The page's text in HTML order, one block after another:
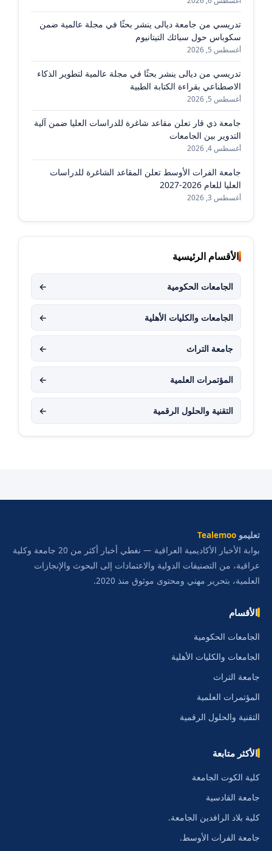
تدريسي من جامعة ديالى ينشر بحثًا في مجلة عالمية ضمن
سكوباس حول سبائك التيتانيوم
أغسطس 5, 2026
تدريسي من ديالى ينشر بحثًا في مجلة عالمية لتطوير الذكاء
الاصطناعي بقراءة الكتابة الطبية
أغسطس 5, 2026
جامعة ذي قار تعلن مقاعد شاغرة للدراسات العليا ضمن آلية
التدوير بين الجامعات
أغسطس 4, 2026
جامعة الفرات الأوسط تعلن المقاعد الشاغرة للدراسات
العليا للعام 2026-2027
أغسطس 3, 2026
الأقسام الرئيسية
الجامعات الحكومية ←
الجامعات والكليات الأهلية ←
جامعة التراث ←
المؤتمرات العلمية ←
التقنية والحلول الرقمية ←
تعليمو Tealemoo
بوابة الأخبار الأكاديمية العراقية — نغطي أخبار أكثر من 20 جامعة وكلية
عراقية، من التصنيفات الدولية والاعتمادات إلى البحوث والإنجازات
العلمية، بتحرير مهني ومحتوى موثوق منذ 2020.
الأقسام
الجامعات الحكومية
الجامعات والكليات الأهلية
جامعة التراث
المؤتمرات العلمية
التقنية والحلول الرقمية
الأكثر متابعة
كلية الكوت الجامعة
جامعة القادسية
كلية بلاد الرافدين الجامعة.
جامعة الفرات الأوسط.